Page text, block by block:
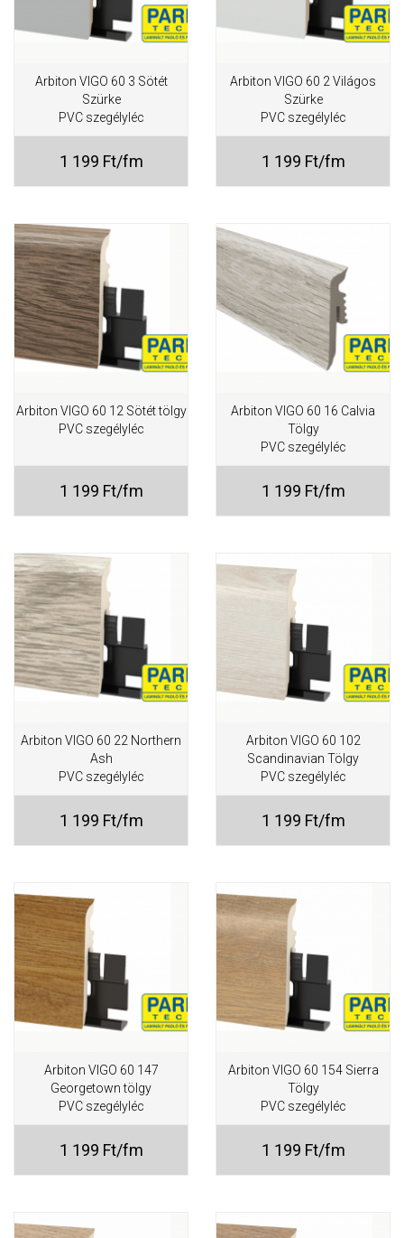
Arbiton VIGO 60 3 Sötét
Szürke
PVC szegélyléc
1 199 Ft/fm
Arbiton VIGO 60 2 Világos
Szürke
PVC szegélyléc
1 199 Ft/fm
Arbiton VIGO 60 12 Sötét tölgy
PVC szegélyléc
1 199 Ft/fm
Arbiton VIGO 60 16 Calvia
Tölgy
PVC szegélyléc
1 199 Ft/fm
Arbiton VIGO 60 22 Northern
Ash
PVC szegélyléc
1 199 Ft/fm
Arbiton VIGO 60 102
Scandinavian Tölgy
PVC szegélyléc
1 199 Ft/fm
Arbiton VIGO 60 147
Georgetown tölgy
PVC szegélyléc
1 199 Ft/fm
Arbiton VIGO 60 154 Sierra
Tölgy
PVC szegélyléc
1 199 Ft/fm